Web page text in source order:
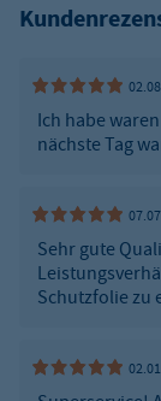
Ich habe
nächste Tag
Sehr gute
Schutzfolie zu